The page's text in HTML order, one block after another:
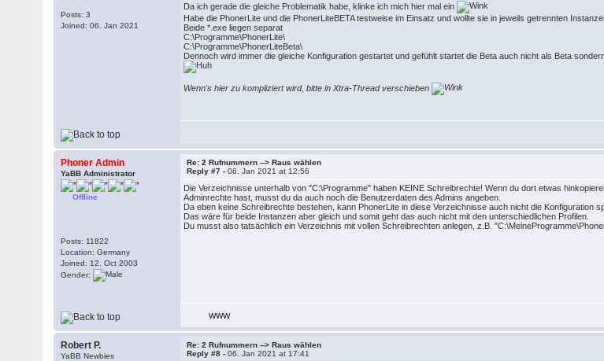
Posts: 3
Joined: 06. Jan 2021
Da ich gerade die gleiche Problematik habe, klinke ich mich hier mal ein
Habe die PhonerLite und die PhonerLiteBETA testweise im Einsatz und wollte sie in jeweils getrennten
Beide *.exe liegen separat
C:\Programme\PhonerLite\
C:\Programme\PhonerLiteBeta\
Dennoch wird immer die gleiche Konfiguration gestartet und gefühlt startet die Beta auch nicht als Beta
Wenn's hier zu kompliziert wird, bitte in Xtra-Thread verschieben
Phoner Admin
YaBB Administrator
Offline
Posts: 11822
Location: Germany
Joined: 12. Oct 2003
Gender:
Re: 2 Rufnummern --> Raus wählen
Reply #7 -06. Jan 2021 at 12:56
Die Verzeichnisse unterhalb von "C:\Programme" haben KEINE Schreibrechte! Wenn du dort etwas
Adminrechte hast, musst du da auch noch die Benutzerdaten des Admins angeben.
Da eben keine Schreibrechte bestehen, kann PhonerLite in diese Verzeichnisse auch nicht die Konfiguration
Das wäre für beide Instanzen aber gleich und somit geht das auch nicht mit den unterschiedlichen Profilen.
Du musst also tatsächlich ein Verzeichnis mit vollen Schreibrechten anlegen, z.B.
WWW
Robert P.
YaBB Newbies
Re: 2 Rufnummern --> Raus wählen
Reply #8 -06. Jan 2021 at 17:41